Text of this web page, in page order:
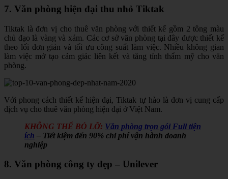
7. Văn phòng hiện đại thu nhỏ Tiktak
Tiktak là đơn vị cho thuê văn phòng với thiết kế gồm 2 tông màu
chủ đạo là vàng và xám. Các cơ sở văn phòng tại đây được thiết kế
theo lối đơn giản và tối ưu công suất làm việc. Nhiều không gian
làm việc mở tạo cảm giác liên kết và tăng tính thẩm mỹ cho văn
phòng.
Với phong cách thiết kế hiện đại, Tiktak tự hào là đơn vị cung cấp
dịch vụ cho thuê văn phòng hiện đại ở Việt Nam.
KHÔNG THỂ BỎ LỠ: Văn phòng trọn gói Full tiện
ích – Tiết kiệm đến 90% chi phí vận hành doanh
nghiệp
8. Văn phòng công ty đẹp – Unilever